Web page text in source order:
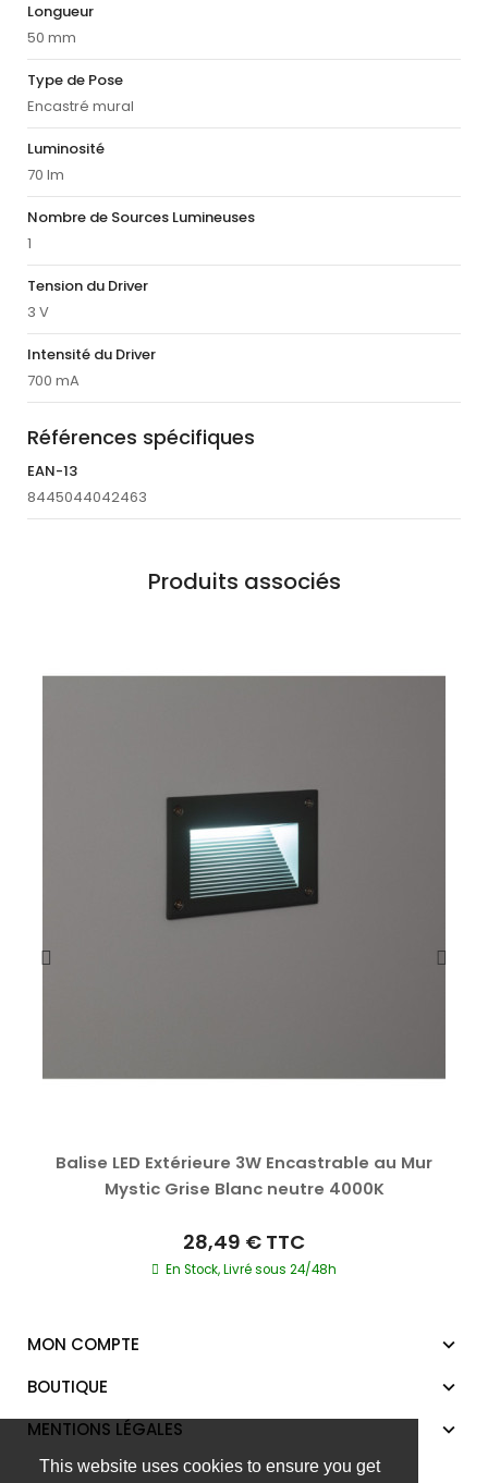
This website uses cookies to ensure you get
Longueur
50 mm
Type de Pose
Encastré mural
Luminosité
70 lm
Nombre de Sources Lumineuses
1
Tension du Driver
3 V
Intensité du Driver
700 mA
Références spécifiques
EAN-13
8445044042463
Produits associés
Balise LED Extérieure 3W Encastrable au Mur
Mystic Grise Blanc neutre 4000K
28,49 € TTC
En Stock, Livré sous 24/48h
MON COMPTE
BOUTIQUE
MENTIONS LÉGALES